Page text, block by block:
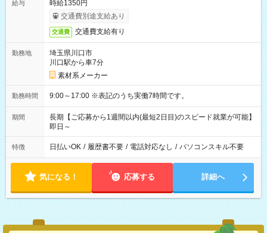
給与
時給1350円
交通費別途支給あり
交通費 交通費支給有り
勤務地
埼玉県川口市
川口駅から車7分
素材系メーカー
勤務時間 9:00～17:00 ※表記のうち実働7時間です。
期間
長期【ご応募から1週間以内(最短2日目)のスピード就業が可能】
即日～
特徴 日払いOK / 履歴書不要 / 電話対応なし / パソコンスキル不要
気になる！ 応募する 詳細へ